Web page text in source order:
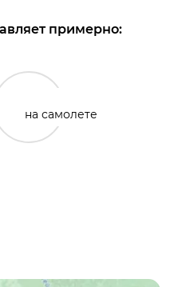
примерно:
на самолете